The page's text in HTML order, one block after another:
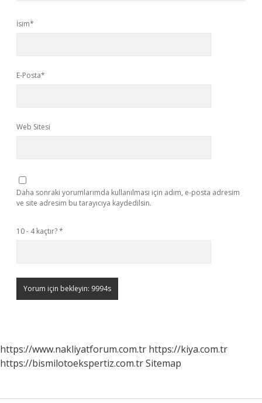
İsim*
E-Posta*
Web Sitesi
Daha sonraki yorumlarımda kullanılması için adım, e-posta adresim
ve site adresim bu tarayıcıya kaydedilsin.
10 - 4 kaçtır?*
https://www.nakliyatforum.com.tr https://kiya.com.tr
https://bismilotoekspertiz.com.trSitemap